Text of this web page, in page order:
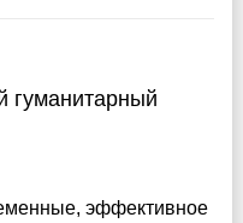
гуманитарный
эффективное